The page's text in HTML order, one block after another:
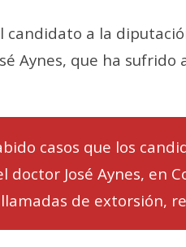
candidato a la
Aynes, que ha
casos que los
doctor José Aynes, en
llamadas de extorsión,